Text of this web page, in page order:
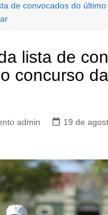
de convocados do
lista de
concurso
admin
19 de